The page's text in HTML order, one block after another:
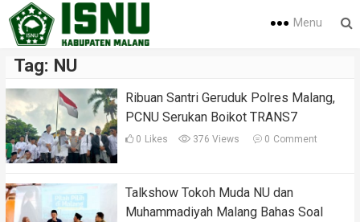
Menu
Tag: NU
Ribuan Santri Geruduk Polres Malang,
PCNU Serukan Boikot TRANS7
0 Likes 376 Views 0 Comment
Talkshow Tokoh Muda NU dan
Muhammadiyah Malang Bahas Soal